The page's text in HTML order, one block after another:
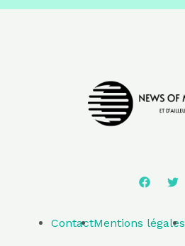
ContactMentions légales